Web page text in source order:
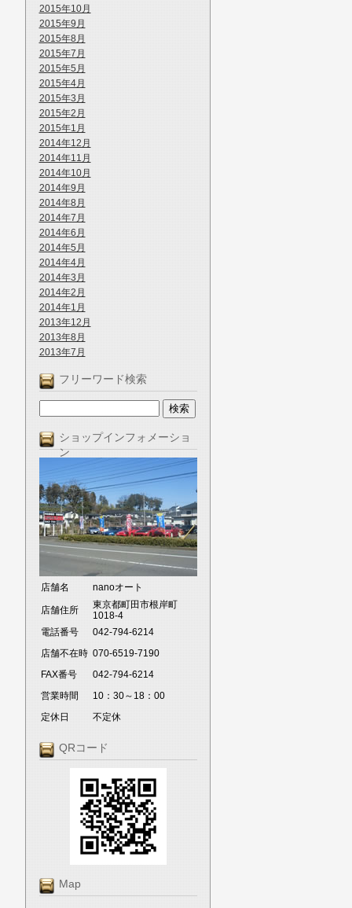
2015年10月
2015年9月
2015年8月
2015年7月
2015年5月
2015年4月
2015年3月
2015年2月
2015年1月
2014年12月
2014年11月
2014年10月
2014年9月
2014年8月
2014年7月
2014年6月
2014年5月
2014年4月
2014年3月
2014年2月
2014年1月
2013年12月
2013年8月
2013年7月
フリーワード検索
ショップインフォメーショ
ン
店舗名 nanoオート
店舗住所
東京都町田市根岸町
1018-4
電話番号
042-794-6214
店舗不在時 070-6519-7190
FAX番号
042-794-6214
営業時間
10：30～18：00
定休日
不定休
QRコード
Map